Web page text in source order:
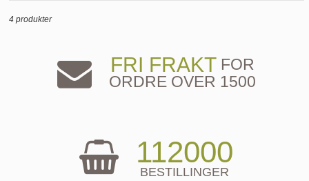
4 produkter
FRI FRAKTFOR
ORDRE OVER 1500
112000
BESTILLINGER